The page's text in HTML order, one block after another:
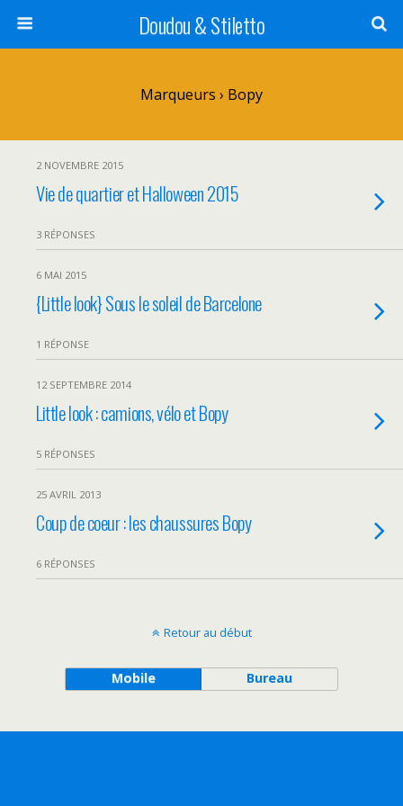
Doudou & Stiletto
Marqueurs › Bopy
2 NOVEMBRE 2015
Vie de quartier et Halloween 2015
3 RÉPONSES
6 MAI 2015
{Little look} Sous le soleil de Barcelone
1 RÉPONSE
12 SEPTEMBRE 2014
Little look : camions, vélo et Bopy
5 RÉPONSES
25 AVRIL 2013
Coup de coeur : les chaussures Bopy
6 RÉPONSES
Retour au début
Mobile Bureau